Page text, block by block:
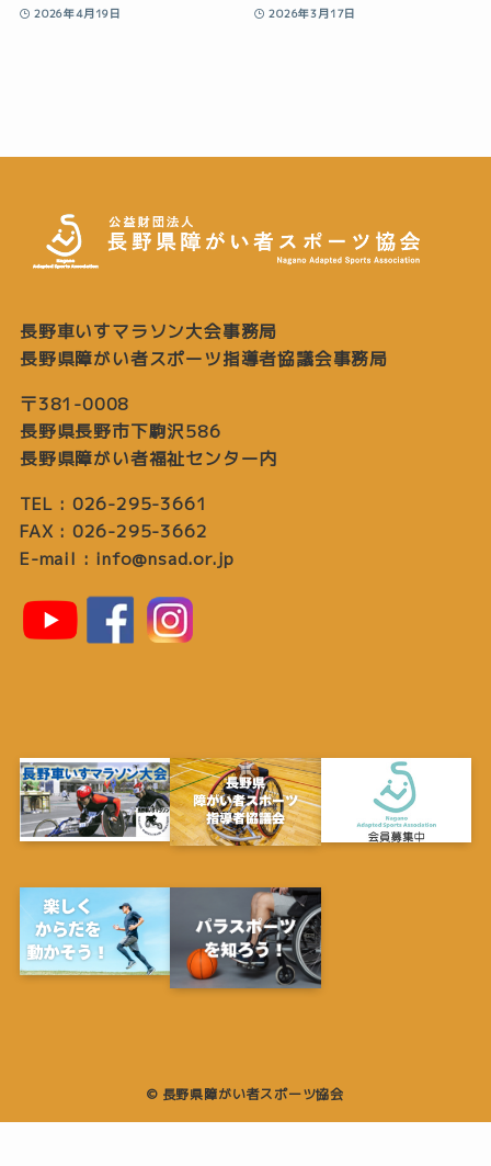
2026年4月19日 2026年3月17日
長野車いすマラソン大会事務局
長野県障がい者スポーツ指導者協議会事務局
〒381-0008
長野県長野市下駒沢586
長野県障がい者福祉センター内
TEL : 026-295-3661
FAX : 026-295-3662
E-mail : info@nsad.or.jp
©長野県障がい者スポーツ協会